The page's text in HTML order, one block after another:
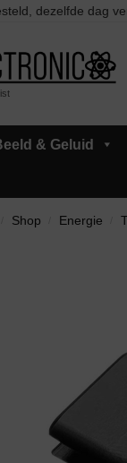
dezelfde dag
& Geluid
Shop Energie